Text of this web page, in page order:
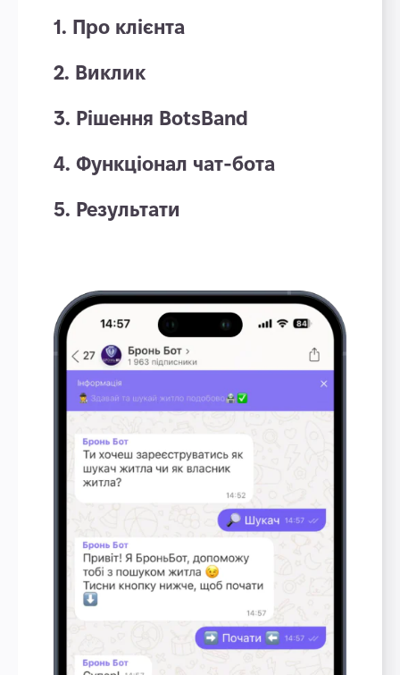
1. Про клієнта
2. Виклик
3. Рішення BotsBand
4. Функціонал чат-бота
5. Результати